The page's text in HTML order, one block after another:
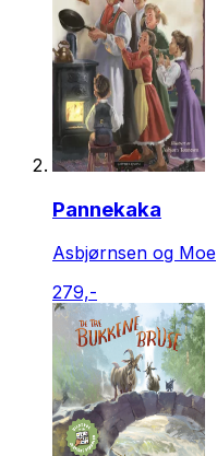
Pannekaka
Asbjørnsen og Moe
279,-